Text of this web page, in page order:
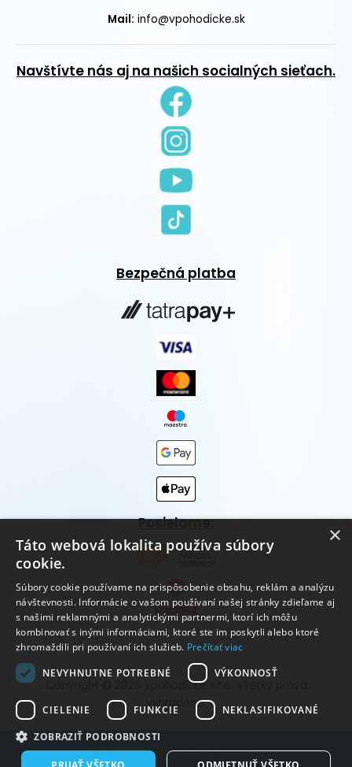
Mail: info@vpohodicke.sk
Navštívte nás aj na našich socialných sieťach.
Bezpečná platba
Posielame:
Copyright © 2026 vpohodičke s.r.o. Všetky práva
vyhradené.
Vytvorené systémom ClickEshop.sk
×
Táto webová lokalita používa súbory
cookie.
Súbory cookie používame na prispôsobenie obsahu, reklám a analýzu
návštevnosti. Informácie o vašom používaní našej stránky zdieľame aj
s našimi reklamnými a analytickými partnermi, ktorí ich môžu
kombinovať s inými informáciami, ktoré ste im poskytli alebo ktoré
zhromaždili pri používaní ich služieb. Prečítať viac
NEVYHNUTNE POTREBNÉ
VÝKONNOSŤ
CIELENIE FUNKCIE NEKLASIFIKOVANÉ
ZOBRAZIŤ PODROBNOSTI